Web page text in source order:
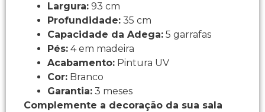
Largura: 93 cm
Profundidade: 35 cm
Capacidade da Adega: 5 garrafas
Pés: 4 em madeira
Acabamento: Pintura UV
Cor: Branco
Garantia: 3 meses
Complemente a decoração da sua sala